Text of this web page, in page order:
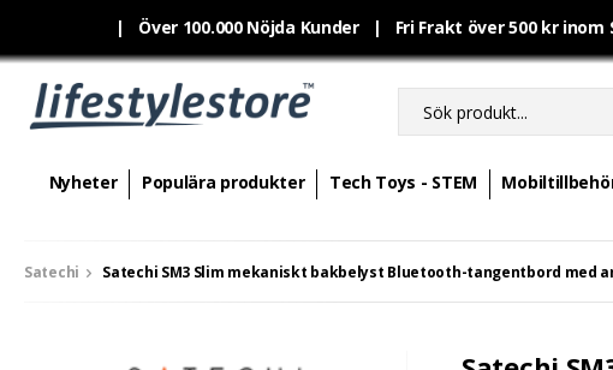
| Över 100.000 Nöjda Kunder | Fri Frakt över 500 kr
Nyheter Populära produkter Tech Toys - STEM
Satechi Satechi SM3 Slim mekaniskt bakbelyst Bluetooth-tangentbord med